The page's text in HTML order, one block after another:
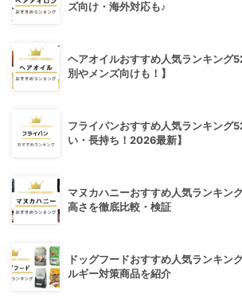
ズ向け・海外対応も♪
ヘアオイルおすすめ人気ランキング
別やメンズ向けも！】
フライパンおすすめ人気ランキング
い・長持ち！2026最新】
マヌカハニーおすすめ人気ランキン
高さを徹底比較・検証
ドッグフードおすすめ人気ランキン
ルギー対策商品を紹介